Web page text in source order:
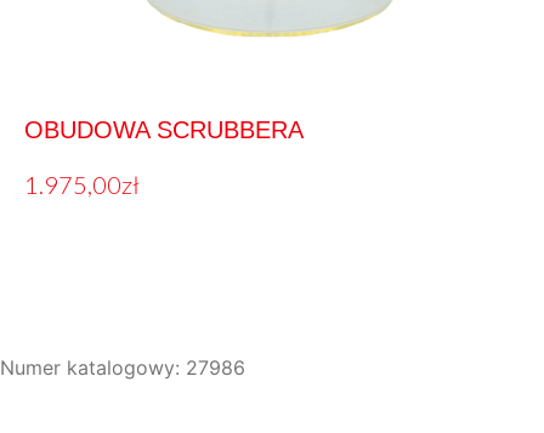
OBUDOWA SCRUBBERA
1.975,00zł
Numer katalogowy: 27986